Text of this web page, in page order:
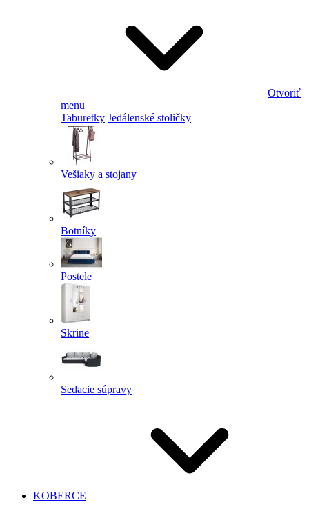
Otvoriť
menu
Taburetky Jedálenské stoličky
Vešiaky a stojany
Botníky
Postele
Skrine
Sedacie súpravy
KOBERCE